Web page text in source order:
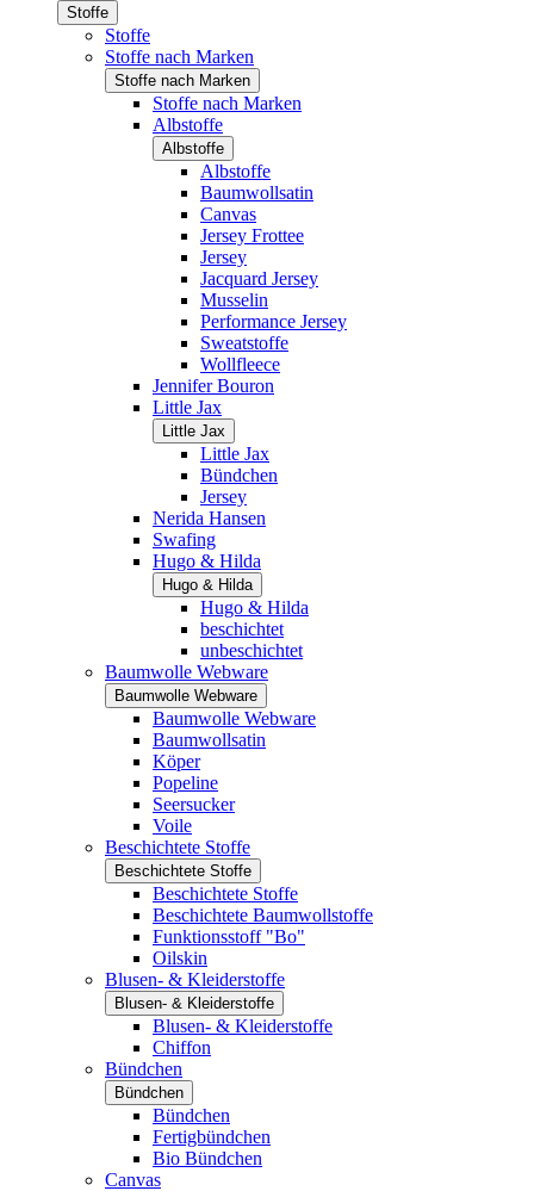
Stoffe
Stoffe
Stoffe nach Marken
Stoffe nach Marken
Stoffe nach Marken
Albstoffe
Albstoffe
Albstoffe
Baumwollsatin
Canvas
Jersey Frottee
Jersey
Jacquard Jersey
Musselin
Performance Jersey
Sweatstoffe
Wollfleece
Jennifer Bouron
Little Jax
Little Jax
Little Jax
Bündchen
Jersey
Nerida Hansen
Swafing
Hugo & Hilda
Hugo & Hilda
Hugo & Hilda
beschichtet
unbeschichtet
Baumwolle Webware
Baumwolle Webware
Baumwolle Webware
Baumwollsatin
Köper
Popeline
Seersucker
Voile
Beschichtete Stoffe
Beschichtete Stoffe
Beschichtete Stoffe
Beschichtete Baumwollstoffe
Funktionsstoff "Bo"
Oilskin
Blusen- & Kleiderstoffe
Blusen- & Kleiderstoffe
Blusen- & Kleiderstoffe
Chiffon
Bündchen
Bündchen
Bündchen
Fertigbündchen
Bio Bündchen
Canvas